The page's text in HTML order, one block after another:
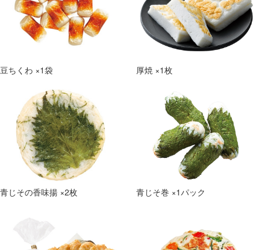
豆ちくわ ×1袋 厚焼 ×1枚
青じその香味揚 ×2枚 青じそ巻 ×1パック